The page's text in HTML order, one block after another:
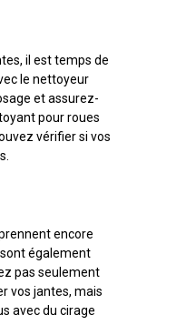
il est temps de
le nettoyeur
et assurez-
pour roues
vérifier si vos
encore
également
pas seulement
vos jantes, mais
avec du cirage